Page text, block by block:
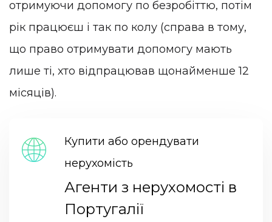
отримуючи допомогу по безробіттю, потім
рік працюєш і так по колу (справа в тому,
що право отримувати допомогу мають
лише ті, хто відпрацював щонайменше 12
місяців).
Купити або орендувати
нерухомість
Агенти з нерухомості в
Португалії